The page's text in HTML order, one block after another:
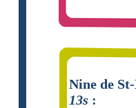
Nine de
13s :